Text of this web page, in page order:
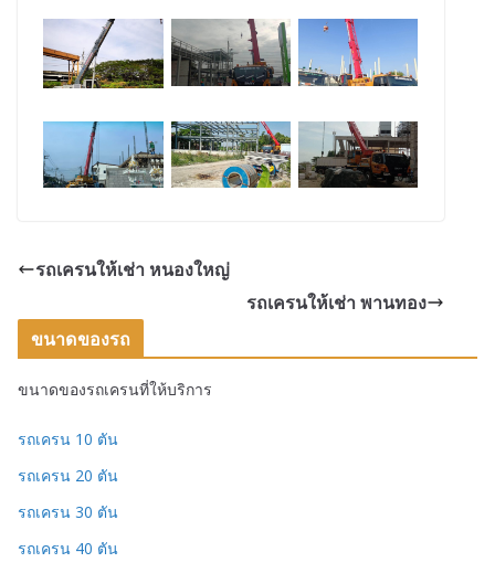
รถเครนให้เช่า หนองใหญ่
รถเครนให้เช่า พานทอง
ขนาดของรถ
ขนาดของรถเครนที่ให้บริการ
รถเครน 10 ตัน
รถเครน 20 ตัน
รถเครน 30 ตัน
รถเครน 40 ตัน